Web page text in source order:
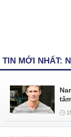
TIN MỚI NHẤT: